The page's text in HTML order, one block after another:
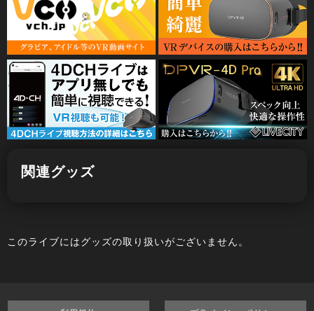
関連グッズ
このライブにはグッズの取り扱いがございません。